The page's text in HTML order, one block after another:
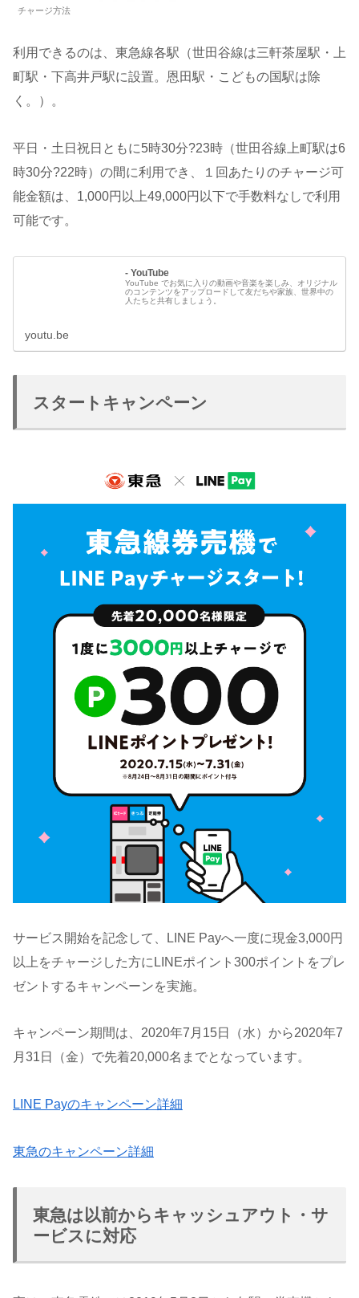
チャージ方法
利用できるのは、東急線各駅（世田谷線は三軒茶屋駅・上
町駅・下高井戸駅に設置。恩田駅・こどもの国駅は除
く。）。
平日・土日祝日ともに5時30分?23時（世田谷線上町駅は6
時30分?22時）の間に利用でき、１回あたりのチャージ可
能金額は、1,000円以上49,000円以下で手数料なしで利用
可能です。
- YouTube
YouTube でお気に入りの動画や音楽を楽しみ、オリジナル
のコンテンツをアップロードして友だちや家族、世界中の
人たちと共有しましょう。
youtu.be
スタートキャンペーン
サービス開始を記念して、LINE Payへ一度に現金3,000円
以上をチャージした方にLINEポイント300ポイントをプレ
ゼントするキャンペーンを実施。
キャンペーン期間は、2020年7月15日（水）から2020年7
月31日（金）で先着20,000名までとなっています。
LINE Payのキャンペーン詳細
東急のキャンペーン詳細
東急は以前からキャッシュアウト・サ
ービスに対応